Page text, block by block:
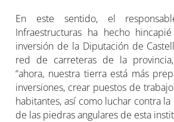
En este sentido, el
Infraestructuras ha hecho
inversión de la Diputación de
red de carreteras de la
“ahora, nuestra tierra está más
inversiones, crear puestos de
habitantes, así como luchar contra
de las piedras angulares de esta